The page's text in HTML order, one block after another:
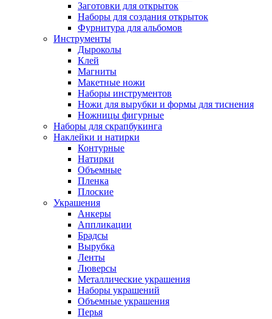
Заготовки для открыток
Наборы для создания открыток
Фурнитура для альбомов
Инструменты
Дыроколы
Клей
Магниты
Макетные ножи
Наборы инструментов
Ножи для вырубки и формы для тиснения
Ножницы фигурные
Наборы для скрапбукинга
Наклейки и натирки
Контурные
Натирки
Объемные
Пленка
Плоские
Украшения
Анкеры
Аппликации
Брадсы
Вырубка
Ленты
Люверсы
Металлические украшения
Наборы украшений
Объемные украшения
Перья